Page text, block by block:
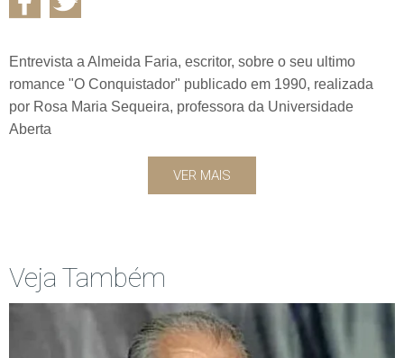
Entrevista a Almeida Faria, escritor, sobre o seu ultimo
romance "O Conquistador" publicado em 1990, realizada
por Rosa Maria Sequeira, professora da Universidade
Aberta
VER MAIS
Veja Também